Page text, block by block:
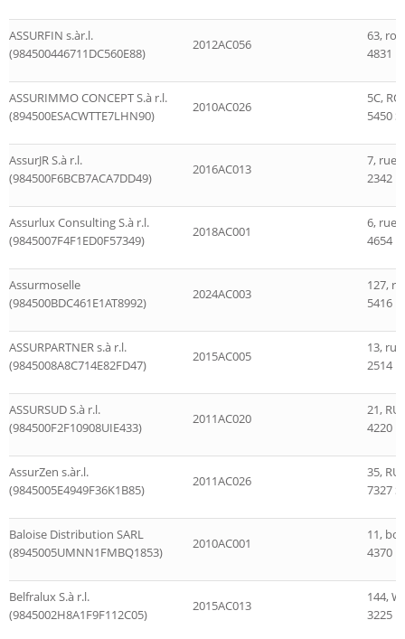
ASSURFIN s.àr.l.
(984500446711DC560E88)
2012AC056
63,
4831
ASSURIMMO CONCEPT S.à r.l.
(894500ESACWTTE7LHN90)
2010AC026
5C,
5450
AssurJR S.à r.l.
(984500F6BCB7ACA7DD49)
2016AC013
7, rue
2342
Assurlux Consulting S.à r.l.
(9845007F4F1ED0F57349)
2018AC001
6, rue
4654
Assurmoselle
(984500BDC461E1AT8992)
2024AC003
127,
5416
ASSURPARTNER s.à r.l.
(9845008A8C714E82FD47)
2015AC005
13, rue
2514
ASSURSUD S.à r.l.
(984500F2F10908UIE433)
2011AC020
21,
4220
AssurZen s.àr.l.
(9845005E4949F36K1B85)
2011AC026
35,
7327
Baloise Distribution SARL
(8945005UMNN1FMBQ1853)
2010AC001
11,
4370
Belfralux S.à r.l.
(9845002H8A1F9F112C05)
2015AC013
144,
3225